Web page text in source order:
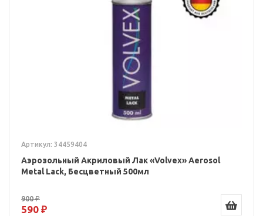
Артикул: 34459404
Аэрозольный Акриловый Лак «Volvex» Aerosol
Metal Lack, Бесцветный 500мл
900 ₽
590 ₽